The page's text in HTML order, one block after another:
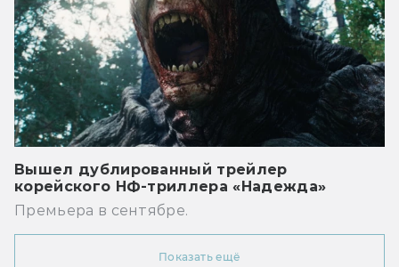
Вышел дублированный трейлер
корейского НФ-триллера «Надежда»
Премьера в сентябре.
Показать ещё